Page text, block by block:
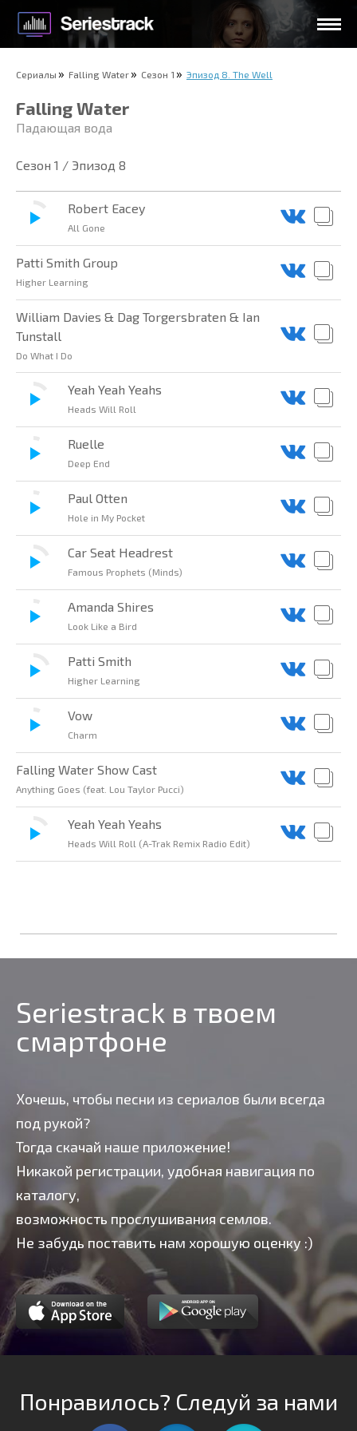
Сериалы Falling Water Сезон 1 Эпизод 8. The Well
Falling Water
Падающая вода
Сезон 1 / Эпизод 8
Robert Eacey
All Gone
Patti Smith Group
Higher Learning
William Davies & Dag Torgersbraten & Ian
Tunstall
Do What I Do
Yeah Yeah Yeahs
Heads Will Roll
Ruelle
Deep End
Paul Otten
Hole in My Pocket
Car Seat Headrest
Famous Prophets (Minds)
Amanda Shires
Look Like a Bird
Patti Smith
Higher Learning
Vow
Charm
Falling Water Show Cast
Anything Goes (feat. Lou Taylor Pucci)
Yeah Yeah Yeahs
Heads Will Roll (A-Trak Remix Radio Edit)
Seriestrack в твоем
смартфоне
Хочешь, чтобы песни из сериалов были всегда
под рукой?
Тогда скачай наше приложение!
Никакой регистрации, удобная навигация по
каталогу,
возможность прослушивания семлов.
Не забудь поставить нам хорошую оценку :)
Понравилось? Следуй за нами